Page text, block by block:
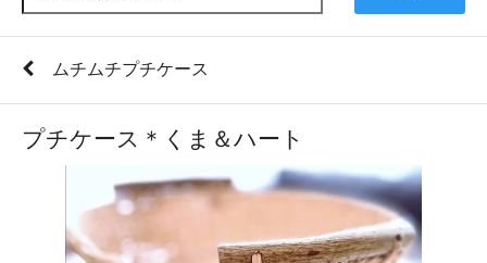
ムチムチプチケース
プチケース＊くま＆ハート